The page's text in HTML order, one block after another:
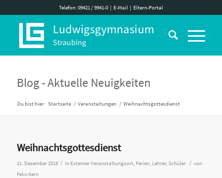
Telefon: 09421 / 9941-0| E-Mail| Eltern-Portal
Blog - Aktuelle Neuigkeiten
Du bist hier: Startseite / Veranstaltungen / Weihnachtsgottesdienst
Weihnachtsgottesdienst
21. Dezember 2018 / in Externer Veranstaltungsort, Ferien, Lehrer, Schüler / von
Felix Kern